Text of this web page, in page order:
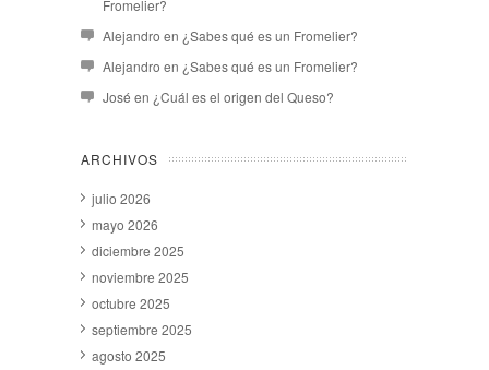
Fromelier?
Alejandro en ¿Sabes qué es un Fromelier?
Alejandro en ¿Sabes qué es un Fromelier?
José en ¿Cuál es el origen del Queso?
ARCHIVOS
julio 2026
mayo 2026
diciembre 2025
noviembre 2025
octubre 2025
septiembre 2025
agosto 2025